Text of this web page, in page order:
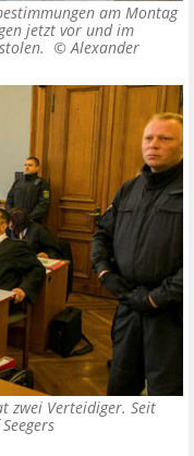
am Montag
jetzt vor und im
© Alexander
zwei Verteidiger. Seit